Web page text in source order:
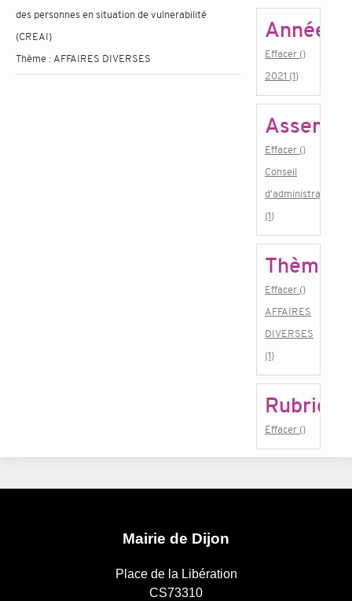
des personnes en situation de vulnerabilité
(CREAI)
Thème : AFFAIRES DIVERSES
Année
Effacer ()
2021 (1)
Effacer ()
Conseil
d'administration
(1)
Thème
Effacer ()
AFFAIRES
DIVERSES
(1)
Rubrique
Effacer ()
Mairie de Dijon
Place de la Libération
CS73310